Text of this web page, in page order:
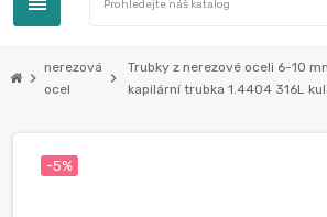
chevron_right
nerezová
ocel
chevron_right
Trubky z nerezové oceli 6-10
kapilární trubka 1.4404 316L
-5%